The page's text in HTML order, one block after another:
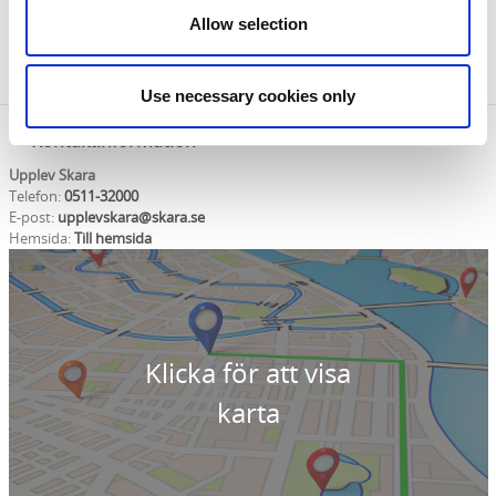
Allow selection
Use necessary cookies only
30–40 meter så kan man hitta en annan liten grotta.
diabaspelarna tornar upp sig på alla sidor.
Kontaktinformation
Upplev Skara
Telefon:0511-32000
E-post: upplevskara@skara.se
Hemsida:Till hemsida
Klicka för att visa
karta